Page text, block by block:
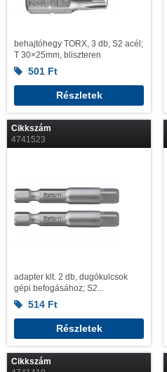
behajtóhegy TORX, 3 db, S2 acél;
T 30×25mm, bliszteren
501 Ft
Részletek
Cikkszám
4741523
adapter klt. 2 db, dugókulcsok
gépi befogásához; S2...
514 Ft
Részletek
Cikkszám